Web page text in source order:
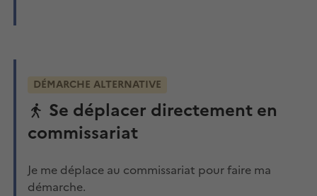
DÉMARCHE ALTERNATIVE
Se déplacer directement en
commissariat
Je me déplace au commissariat pour faire ma
démarche.